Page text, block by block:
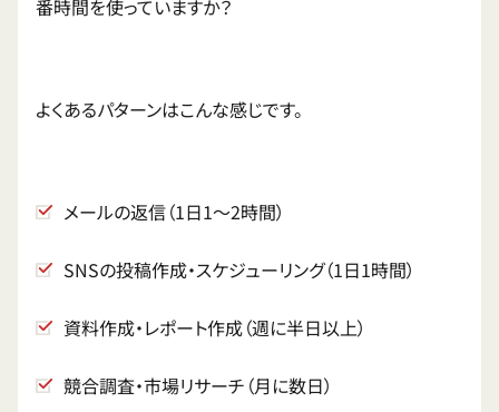
番時間を使っていますか？
よくあるパターンはこんな感じです。
メールの返信（1日1〜2時間）
SNSの投稿作成・スケジューリング（1日1時間）
資料作成・レポート作成（週に半日以上）
競合調査・市場リサーチ（月に数日）